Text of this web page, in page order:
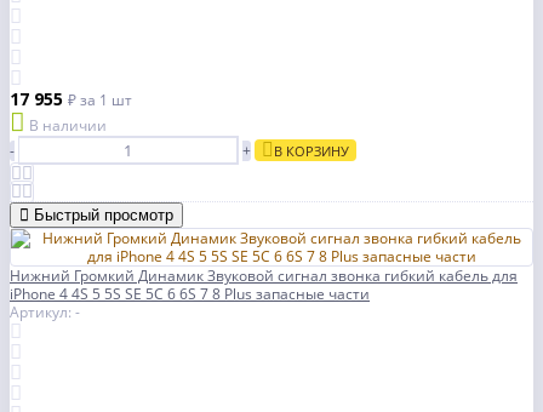
17 955 ₽за 1 шт
В наличии
-
+ В КОРЗИНУ
Быстрый просмотр
Нижний Громкий Динамик Звуковой сигнал звонка гибкий кабель для
iPhone 4 4S 5 5S SE 5C 6 6S 7 8 Plus запасные части
Артикул: -